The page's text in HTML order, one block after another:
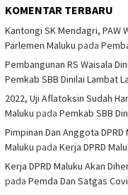
KOMENTAR TERBARU
Kantongi SK Mendagri, PAW
Parlemen Maluku pada
Pembangunan RS Waisala
Pemkab SBB Dinilai Lambat
2022, Uji Aflatoksin Sudah
Maluku pada Pemkab SBB
Pimpinan Dan Anggota
Maluku pada Kerja DPRD
Kerja DPRD Maluku Akan
pada Pemda Dan Satgas